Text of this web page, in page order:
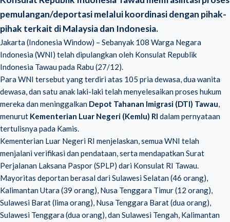
pemulangan/deportasi melalui koordinasi dengan pihak-
pihak terkait di Malaysia dan Indonesia.
Jakarta (Indonesia Window) – Sebanyak 108 Warga Negara
Indonesia (WNI) telah dipulangkan oleh Konsulat Republik
Indonesia Tawau pada Rabu (27/12).
Para WNI tersebut yang terdiri atas 105 pria dewasa, dua wanita
dewasa, dan satu anak laki-laki telah menyelesaikan proses hukum
mereka dan meninggalkan Depot Tahanan Imigrasi (DTI) Tawau,
menurut Kementerian Luar Negeri (Kemlu) RI dalam pernyataan
tertulisnya pada Kamis.
Kementerian Luar Negeri RI menjelaskan, semua WNI telah
menjalani verifikasi dan pendataan, serta mendapatkan Surat
Perjalanan Laksana Paspor (SPLP) dari Konsulat RI Tawau.
Mayoritas deportan berasal dari Sulawesi Selatan (46 orang),
Kalimantan Utara (39 orang), Nusa Tenggara Timur (12 orang),
Sulawesi Barat (lima orang), Nusa Tenggara Barat (dua orang),
Sulawesi Tenggara (dua orang), dan Sulawesi Tengah, Kalimantan